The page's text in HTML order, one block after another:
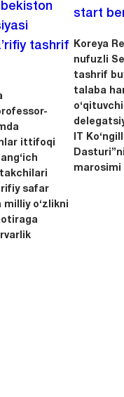
tashrif
ittifoqi
safar
o‘zlikni
start
Koreya
nufuzli
tashrif
talaba
IT
marosimi